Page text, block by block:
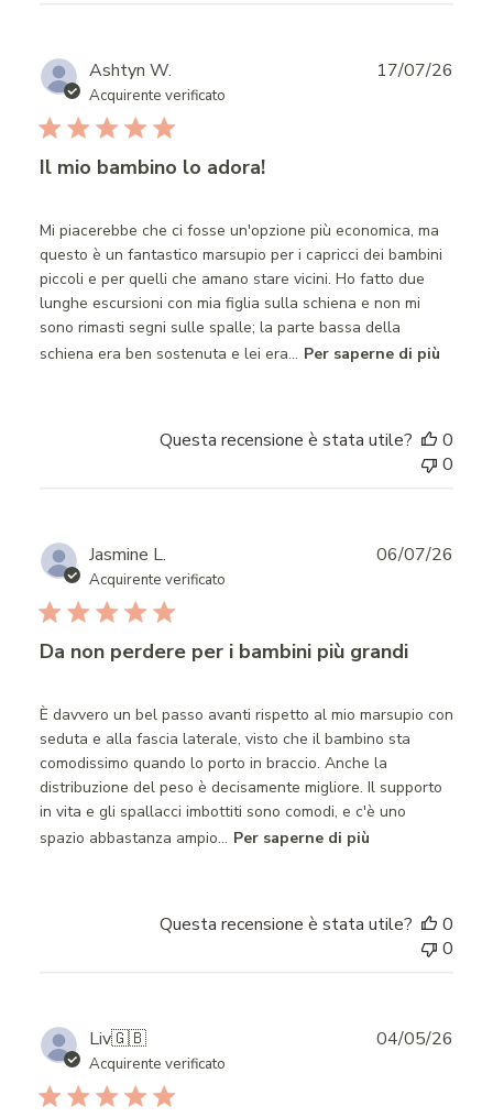
Ashtyn W.
Acquirente verificato
Il mio bambino lo adora!
Mi piacerebbe che ci fosse un'opzione più economica, ma
questo è un fantastico marsupio per i capricci dei bambini
piccoli e per quelli che amano stare vicini. Ho fatto due
lunghe escursioni con mia figlia sulla schiena e non mi
sono rimasti segni sulle spalle; la parte bassa della
schiena era ben sostenuta e lei era... Per saperne di più
17/07/26
Questa recensione è stata utile?
0
0
Jasmine L.
Acquirente verificato
Da non perdere per i bambini più grandi
È davvero un bel passo avanti rispetto al mio marsupio con
seduta e alla fascia laterale, visto che il bambino sta
comodissimo quando lo porto in braccio. Anche la
distribuzione del peso è decisamente migliore. Il supporto
in vita e gli spallacci imbottiti sono comodi, e c'è uno
spazio abbastanza ampio... Per saperne di più
06/07/26
Questa recensione è stata utile?
0
0
Liv🇬🇧
Acquirente verificato
04/05/26